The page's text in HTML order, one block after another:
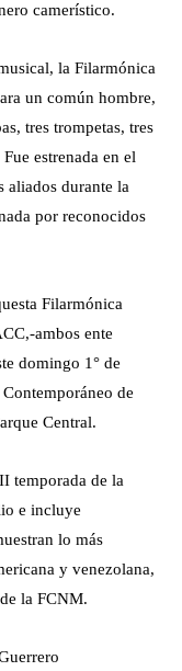
camerístico.
la Filarmónica
un común hombre,
tres trompetas, tres
estrenada en el
aliados durante la
por reconocidos
Filarmónica
ambos ente
domingo 1° de
de
Central.
temporada de la
e incluye
lo más
y venezolana,
la FCNM.